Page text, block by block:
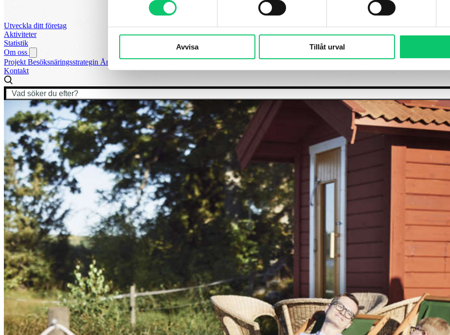
Avvisa Tillåt urval
Utveckla ditt företag
Aktiviteter
Statistik
Om oss
Projekt Besöksnäringsstrategin Årets TurismprisVår styrelseVisit SmålandVanliga frågorPress
Kontakt